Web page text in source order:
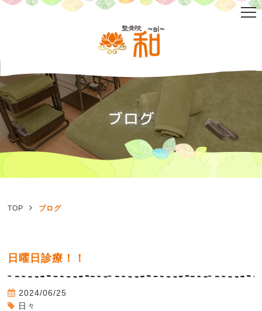
ブログ
TOP ブログ
日曜日診療！！
2024/06/25
日々